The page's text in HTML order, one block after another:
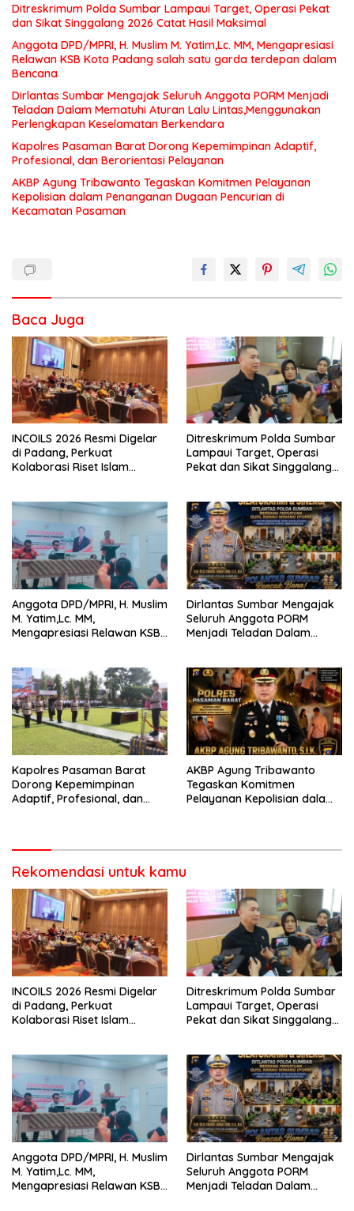
Ditreskrimum Polda Sumbar Lampaui Target, Operasi Pekat
dan Sikat Singgalang 2026 Catat Hasil Maksimal
Anggota DPD/MPRI, H. Muslim M. Yatim,Lc. MM, Mengapresiasi
Relawan KSB Kota Padang salah satu garda terdepan dalam
Bencana
Dirlantas Sumbar Mengajak Seluruh Anggota PORM Menjadi
Teladan Dalam Mematuhi Aturan Lalu Lintas,Menggunakan
Perlengkapan Keselamatan Berkendara
Kapolres Pasaman Barat Dorong Kepemimpinan Adaptif,
Profesional, dan Berorientasi Pelayanan
AKBP Agung Tribawanto Tegaskan Komitmen Pelayanan
Kepolisian dalam Penanganan Dugaan Pencurian di
Kecamatan Pasaman
Baca Juga
INCOILS 2026 Resmi Digelar
di Padang, Perkuat
Kolaborasi Riset Islam
Ditreskrimum Polda Sumbar
Lampaui Target, Operasi
Pekat dan Sikat Singgalang
Anggota DPD/MPRI, H. Muslim
M. Yatim,Lc. MM,
Mengapresiasi Relawan KSB
Bencana
Dirlantas Sumbar Mengajak
Seluruh Anggota PORM
Menjadi Teladan Dalam
Perlengkapan Keselamatan
Berkendara
Kapolres Pasaman Barat
Dorong Kepemimpinan
Adaptif, Profesional, dan
AKBP Agung Tribawanto
Tegaskan Komitmen
Pelayanan Kepolisian dalam
Rekomendasi untuk kamu
INCOILS 2026 Resmi Digelar
di Padang, Perkuat
Kolaborasi Riset Islam
Ditreskrimum Polda Sumbar
Lampaui Target, Operasi
Pekat dan Sikat Singgalang
Anggota DPD/MPRI, H. Muslim
M. Yatim,Lc. MM,
Mengapresiasi Relawan KSB
Dirlantas Sumbar Mengajak
Seluruh Anggota PORM
Menjadi Teladan Dalam